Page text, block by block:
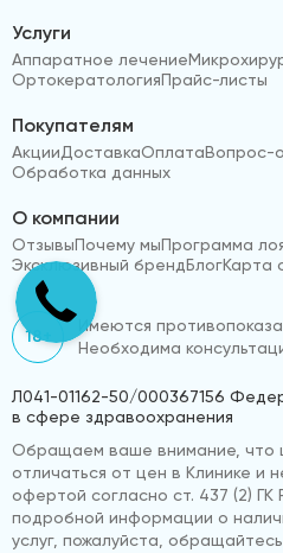
Услуги
Аппаратное лечение
ОртокератологияПрайс-листы
Покупателям
АкцииДоставкаОплатаВопрос-
Обработка данных
О компании
ОтзывыПочему мыПрограмма
Эксклюзивный брендБлогКарта
18+
Имеются
Необходима
Л041-01162-50/000367156
в сфере здравоохранения
Обращаем ваше внимание, что
отличаться от цен в Клинике и
офертой согласно ст. 437 (2) ГК
подробной информации о
услуг, пожалуйста,